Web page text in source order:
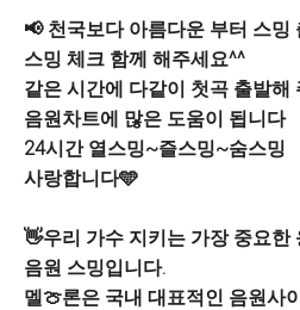
📢 천국보다 아름다운 부터 스밍
스밍 체크 함께 해주세요^^
같은 시간에 다같이 첫곡 출발해
음원차트에 많은 도움이 됩니다
24시간 열스밍~즐스밍~숨스밍
사랑합니다🩵
👋우리 가수 지키는 가장 중요한
음원 스밍입니다.
멜🍈론은 국내 대표적인 음원사